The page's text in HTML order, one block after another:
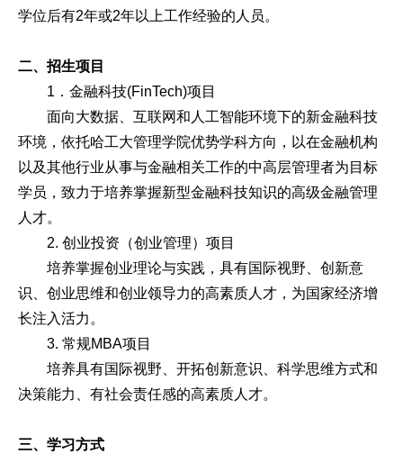
学位后有2年或2年以上工作经验的人员。
二、招生项目
1．金融科技(FinTech)项目
面向大数据、互联网和人工智能环境下的新金融科技
环境，依托哈工大管理学院优势学科方向，以在金融机构
以及其他行业从事与金融相关工作的中高层管理者为目标
学员，致力于培养掌握新型金融科技知识的高级金融管理
人才。
2. 创业投资（创业管理）项目
培养掌握创业理论与实践，具有国际视野、创新意
识、创业思维和创业领导力的高素质人才，为国家经济增
长注入活力。
3. 常规MBA项目
培养具有国际视野、开拓创新意识、科学思维方式和
决策能力、有社会责任感的高素质人才。
三、学习方式